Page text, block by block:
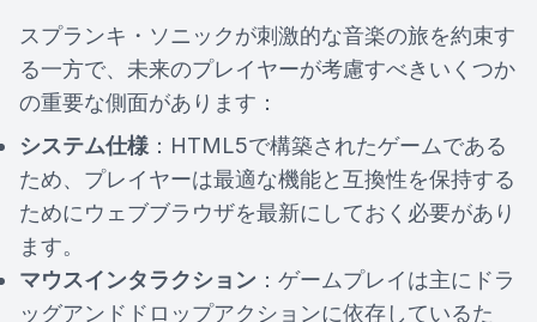
スプランキ・ソニックが刺激的な音楽の旅を約束す
る一方で、未来のプレイヤーが考慮すべきいくつか
の重要な側面があります：
システム仕様 ：HTML5で構築されたゲームである
ため、プレイヤーは最適な機能と互換性を保持する
ためにウェブブラウザを最新にしておく必要があり
ます。
マウスインタラクション ：ゲームプレイは主にドラ
ッグアンドドロップアクションに依存しているた